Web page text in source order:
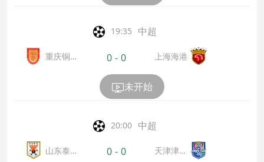
19:35 中超
重庆铜
0 - 0 上海海港
未开始
20:00 中超
山东泰
0 - 0
天津津门